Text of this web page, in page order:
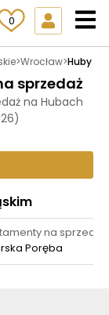
0
>Wrocław>Huby
sprzedaż
na Hubach
na sprzedaż
Poręba